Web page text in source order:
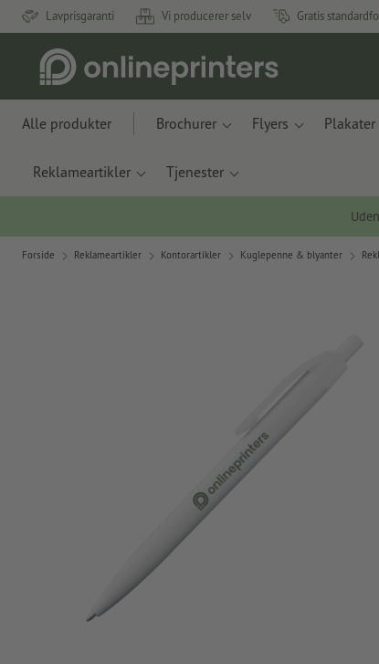
Lavprisgaranti Vi producerer selv Gratis
Alle produkter Brochurer Flyers Plakater
Reklameartikler Tjenester
Forside Reklameartikler Kontorartikler Kuglepenne & blyanter